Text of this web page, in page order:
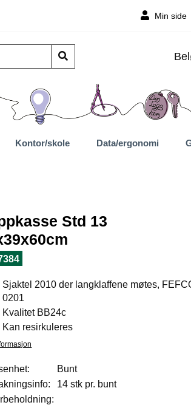
Min side
Kontor/skole Data/ergonomi
Std 13
Sjaktel 2010 der langklaffene møtes,
0201
Kvalitet BB24c
Kan resirkuleres
Bunt
14 stk pr. bunt